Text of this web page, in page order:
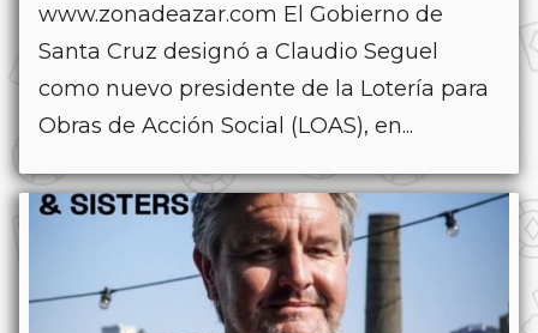
www.zonadeazar.com El Gobierno de
Santa Cruz designó a Claudio Seguel
como nuevo presidente de la Lotería para
Obras de Acción Social (LOAS), en...